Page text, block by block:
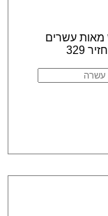
מאות עשרים
329